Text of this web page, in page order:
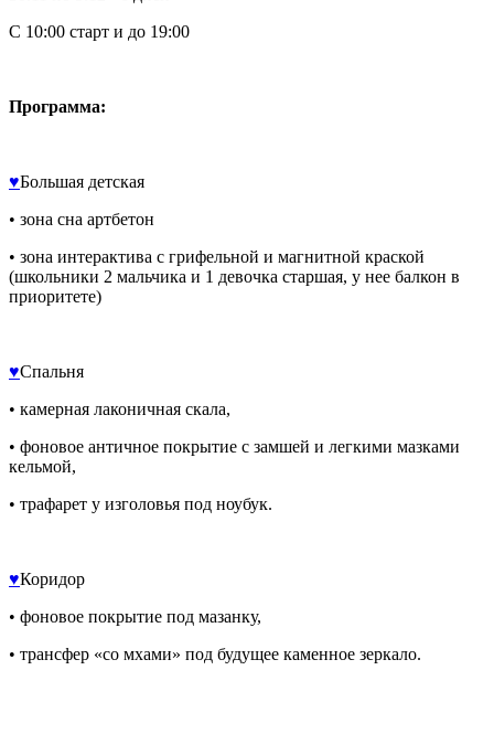
С 10:00 старт и до 19:00
Программа:
♥️Большая детская
• зона сна артбетон
• зона интерактива с грифельной и магнитной краской
(школьники 2 мальчика и 1 девочка старшая, у нее балкон в
приоритете)
♥️Спальня
• камерная лаконичная скала,
• фоновое античное покрытие с замшей и легкими мазками
кельмой,
• трафарет у изголовья под ноубук.
♥️Коридор
• фоновое покрытие под мазанку,
• трансфер «со мхами» под будущее каменное зеркало.